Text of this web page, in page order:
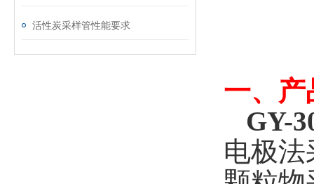
活性炭采样管性能要求
一、 产
GY-
电极法